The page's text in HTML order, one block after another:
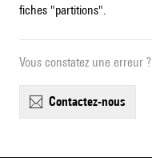
fiches "partitions".
Vous constatez une erreur ?
contactez-nous